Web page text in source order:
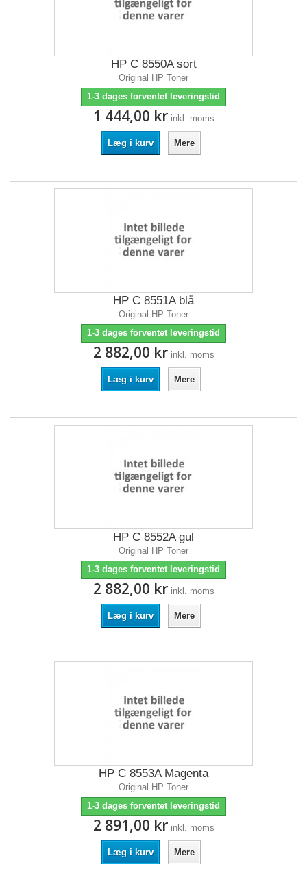
HP C 8550A sort
Original HP Toner
1-3 dages forventet leveringstid
1 444,00 kr inkl. moms
Læg i kurv Mere
HP C 8551A blå
Original HP Toner
1-3 dages forventet leveringstid
2 882,00 kr inkl. moms
Læg i kurv Mere
HP C 8552A gul
Original HP Toner
1-3 dages forventet leveringstid
2 882,00 kr inkl. moms
Læg i kurv Mere
HP C 8553A Magenta
Original HP Toner
1-3 dages forventet leveringstid
2 891,00 kr inkl. moms
Læg i kurv Mere